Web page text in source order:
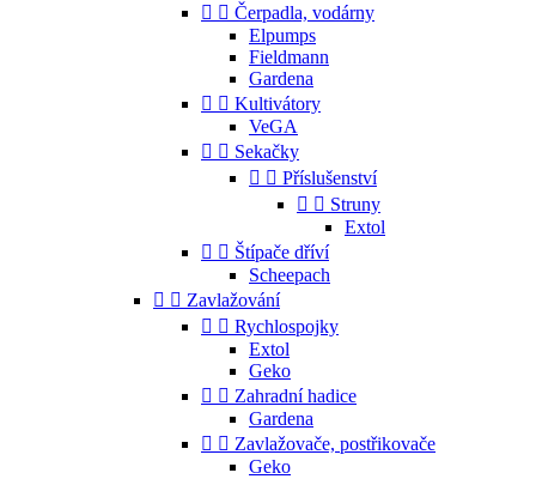
  Čerpadla, vodárny
Elpumps
Fieldmann
Gardena
  Kultivátory
VeGA
  Sekačky
  Příslušenství
  Struny
Extol
  Štípače dříví
Scheepach
  Zavlažování
  Rychlospojky
Extol
Geko
  Zahradní hadice
Gardena
  Zavlažovače, postřikovače
Geko